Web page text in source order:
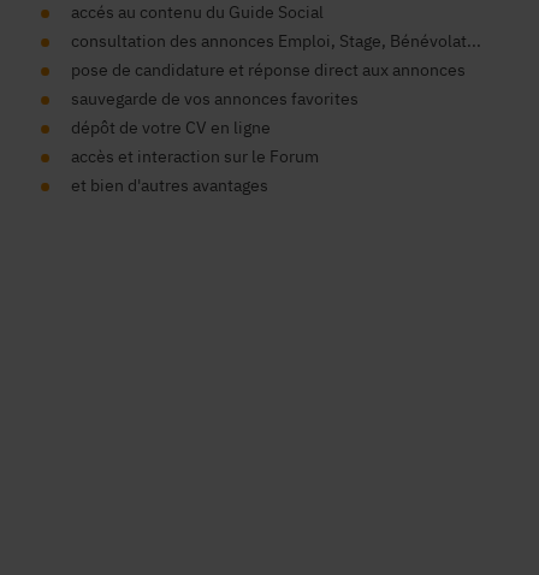
accés au contenu du Guide Social
consultation des annonces Emploi, Stage, Bénévolat...
pose de candidature et réponse direct aux annonces
sauvegarde de vos annonces favorites
dépôt de votre CV en ligne
accès et interaction sur le Forum
et bien d'autres avantages